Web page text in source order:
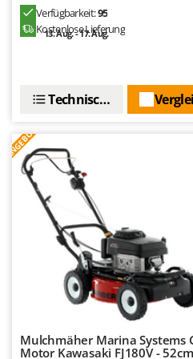
Santos
Sbaraglia
Shark
Silky
Simatech
Sirman
Skil
Smartwood
Smeg
Snapper
Spice Electronics
Verfügbarkeit:95
Kostenlose Lieferung
13. Aug. - 17. Aug.
Technische Daten
ANGEBOT
Mulchmäher Marina Systems
Motor Kawasaki FJ180V -